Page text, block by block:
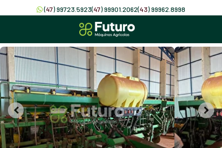
(47) 99723.5923(47) 99901.2062(43) 99962.8998